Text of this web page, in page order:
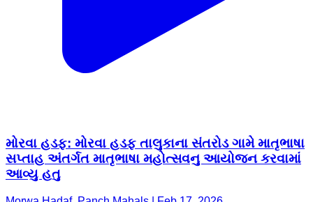
મોરવા હડફ: મોરવા હડફ તાલુકાના સંતરોડ ગામે માતૃભાષા
સપ્તાહ અંતર્ગત માતૃભાષા મહોત્સવનુ આયોજન કરવામાં
આવ્યુ હતુ